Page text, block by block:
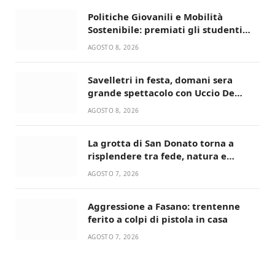
Politiche Giovanili e Mobilità
Sostenibile: premiati gli studenti
universitari del bando “La strada
AGOSTO 8, 2026
Savelletri in festa, domani sera
grande spettacolo con Uccio De
Santis
AGOSTO 8, 2026
La grotta di San Donato torna a
risplendere tra fede, natura e
devozione
AGOSTO 7, 2026
Aggressione a Fasano: trentenne
ferito a colpi di pistola in casa
AGOSTO 7, 2026